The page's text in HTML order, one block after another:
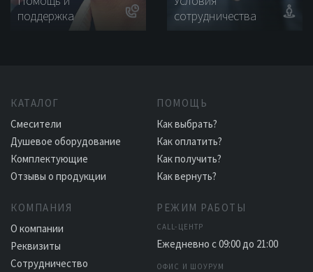
поддержка
сотрудничества
КАТАЛОГ
Смесители
Душевое оборудование
Комплектующие
Отзывы о продукции
ПОМОЩЬ
Как выбрать?
Как оплатить?
Как получить?
Как вернуть?
КОМПАНИЯ
О компании
Реквизиты
Сотрудничество
РЕЖИМ РАБОТЫ
CALL-ЦЕНТР
Ежедневно с 09:00 до 21:00
ОФИС И ШОУРУМ